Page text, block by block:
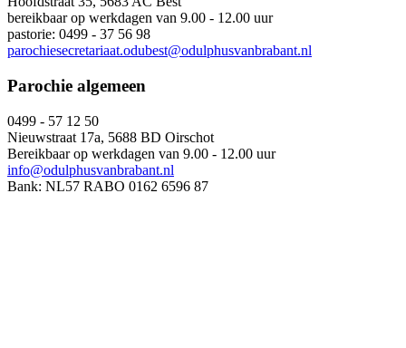
bereikbaar op werkdagen van 9.00 - 12.00 uur
pastorie: 0499 - 37 56 98
parochiesecretariaat.odubest@odulphusvanbrabant.nl
Parochie algemeen
0499 - 57 12 50
Nieuwstraat 17a, 5688 BD Oirschot
Bereikbaar op werkdagen van 9.00 - 12.00 uur
info@odulphusvanbrabant.nl
Bank: NL57 RABO 0162 6596 87